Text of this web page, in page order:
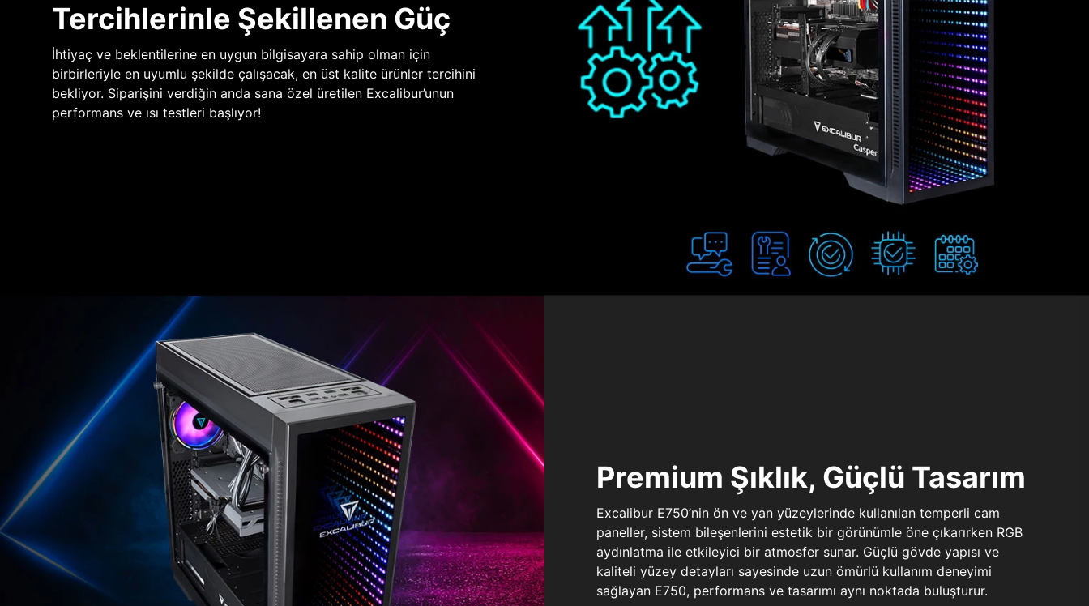
Tercihlerinle Şekillenen Güç
İhtiyaç ve beklentilerine en uygun bilgisayara sahip olman için
birbirleriyle en uyumlu şekilde çalışacak, en üst kalite ürünler tercihini
bekliyor. Siparişini verdiğin anda sana özel üretilen Excalibur’unun
performans ve ısı testleri başlıyor!
Premium Şıklık, Güçlü Tasarım
Excalibur E750’nin ön ve yan yüzeylerinde kullanılan temperli cam
paneller, sistem bileşenlerini estetik bir görünümle öne çıkarırken RGB
aydınlatma ile etkileyici bir atmosfer sunar. Güçlü gövde yapısı ve
kaliteli yüzey detayları sayesinde uzun ömürlü kullanım deneyimi
sağlayan E750, performans ve tasarımı aynı noktada buluşturur.